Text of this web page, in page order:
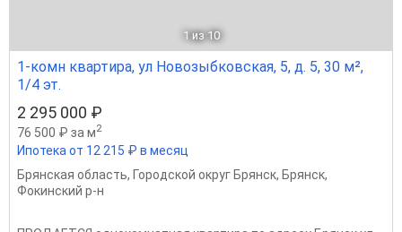
1 из 10
1-комн квартира, ул Новозыбковская, 5, д. 5, 30 м²,
1/4 эт.
2 295 000 ₽
76 500 ₽ за м2
Ипотека от 12 215 ₽ в месяц
Брянская область, Городской округ Брянск, Брянск,
Фокинский р-н